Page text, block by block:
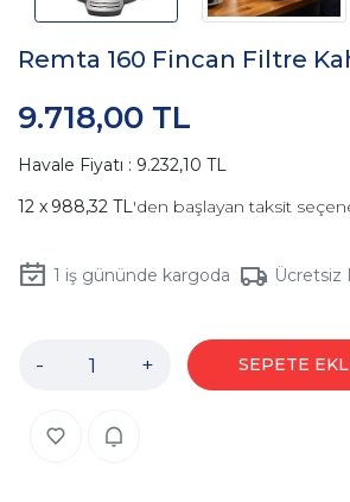
Remta 160 Fincan Filtre
9.718,00 TL
Havale Fiyatı : 9.232,10 TL
988,32 TL'den başlayan taksit
1 iş gününde kargoda Ücretsiz
- + SEPETE